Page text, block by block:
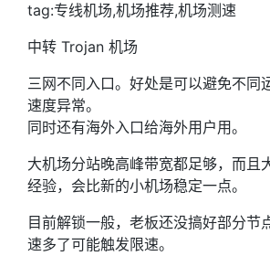
tag:专线机场,机场推荐,机场测速
中转 Trojan 机场
三网不同入口。好处是可以避免不同
速度异常。
同时还有海外入口给海外用户用。
大机场分站晚高峰带宽都足够，而且
经验，会比新的小机场稳定一点。
目前解锁一般，老板还没搞好部分节
速多了可能触发限速。